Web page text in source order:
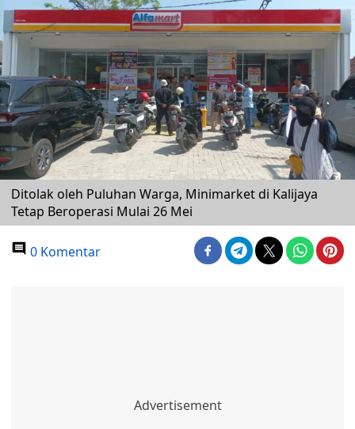
Ditolak oleh Puluhan Warga, Minimarket di Kalijaya
Tetap Beroperasi Mulai 26 Mei
0 Komentar